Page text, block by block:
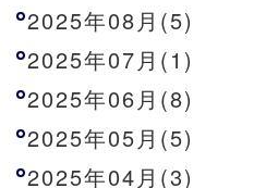
2025年08月(5)
2025年07月(1)
2025年06月(8)
2025年05月(5)
2025年04月(3)